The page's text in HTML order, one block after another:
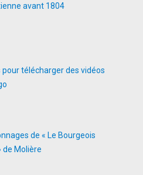
avant 1804
pour télécharger des vidéos
de « Le Bourgeois
de Molière